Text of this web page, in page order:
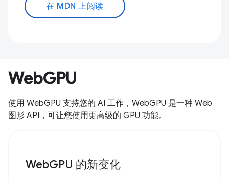
在 MDN 上阅读
WebGPU
使用 WebGPU 支持您的 AI 工作，WebGPU 是一种 Web
图形 API，可让您使用更高级的 GPU 功能。
WebGPU 的新变化